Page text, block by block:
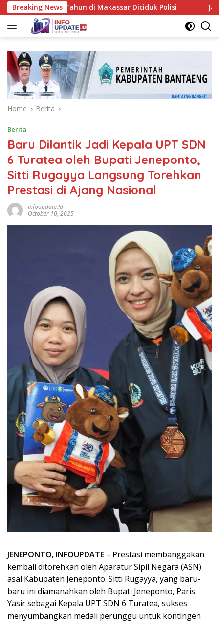
Skip
to
content
Breaking News
38 Tahun di Makassar Diciduk Polisi Jadi
Home Berita
Berita
Baru Dilantik Jadi Kepala UPT SDN
6 Turatea oleh Bupati Jeneponto,
Sitti Rugayya Langsung Torehkan
Prestasi di Ajang Nasional
Infoupdate.id
October 10, 2025
JENEPONTO, INFOUPDATE – Prestasi membanggakan
kembali ditorehkan oleh Aparatur Sipil Negara (ASN)
asal Kabupaten Jeneponto. Sitti Rugayya, yang baru-
baru ini diamanahkan oleh Bupati Jeneponto, Paris
Yasir sebagai Kepala UPT SDN 6 Turatea, sukses
menyumbangkan medali perunggu untuk kontingen